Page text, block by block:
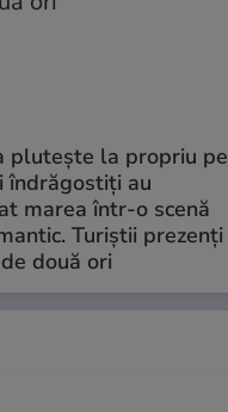
plutește la propriu pe
îndrăgostiți au
marea într-o scenă
Turiștii prezenți
două ori